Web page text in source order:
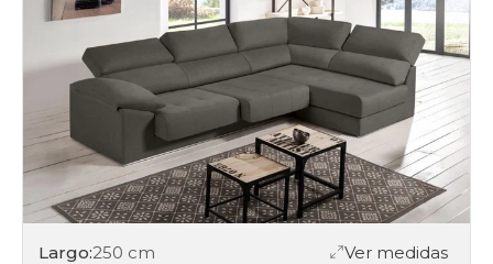
Largo:250 cm Ver medidas